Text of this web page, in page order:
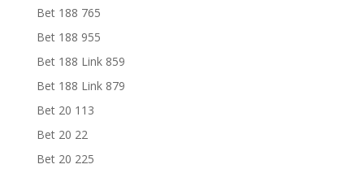
Bet 188 765
Bet 188 955
Bet 188 Link 859
Bet 188 Link 879
Bet 20 113
Bet 20 22
Bet 20 225